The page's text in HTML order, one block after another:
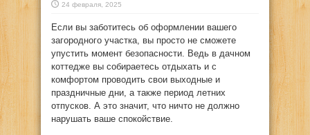
24 февраля, 2025
Если вы заботитесь об оформлении вашего
загородного участка, вы просто не сможете
упустить момент безопасности. Ведь в дачном
коттедже вы собираетесь отдыхать и с
комфортом проводить свои выходные и
праздничные дни, а также период летних
отпусков. А это значит, что ничто не должно
нарушать ваше спокойствие.